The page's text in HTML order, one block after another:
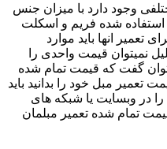
وجود دارد با میزان جنس
استفاده شده فریم و اسکلت
تعمیر انها باید موارد
نمیتوان قیمت واحدی را
گفت که قیمت تمام شده
تعمیر مبل خود را بدانید باید
در وبسایت یا شبکه های
تمام شده تعمیر مبلمان